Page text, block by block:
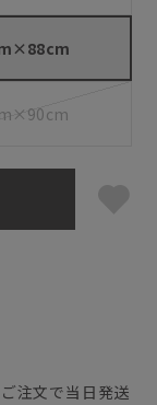
注文で当日発送